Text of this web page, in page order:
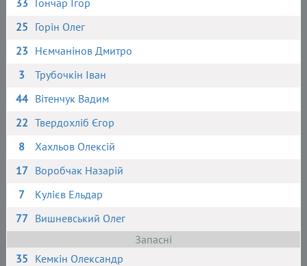
33
Гончар Ігор
25 Горін Олег
23 Нємчанінов Дмитро
3
Трубочкін Іван
44 Вітенчук Вадим
22 Твердохліб Єгор
8
Хахльов Олексій
17 Воробчак Назарій
7
Кулієв Ельдар
77 Вишневський Олег
Запасні
35 Кемкін Олександр